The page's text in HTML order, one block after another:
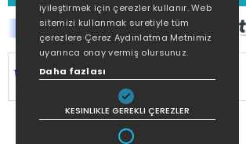
SİTEMİZ
KORUNMAKTADIR.
iyileştirmek için çerezler kullanır. Web
sitemizi kullanmak suretiyle tüm
çerezlere Çerez Aydınlatma Metnimiz
uyarınca onay vermiş olursunuz.
Daha fazlası
KESINLIKLE GEREKLI ÇEREZLER